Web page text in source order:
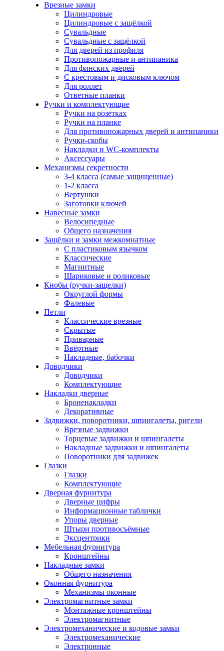
Врезные замки
Цилиндровые
Цилиндровые с защёлкой
Сувальдные
Сувальдные с защёлкой
Для дверей из профиля
Противопожарные и антипаника
Для финских дверей
С крестовым и дисковым ключом
Для роллет
Ответные планки
Ручки и комплектующие
Ручки на розетках
Ручки на планке
Для противопожарных дверей и антипаники
Ручки-скобы
Накладки и WC-комплекты
Аксессуары
Механизмы секретности
3-4 класса (самые защищенные)
1-2 класса
Вертушки
Заготовки ключей
Навесные замки
Велосипедные
Общего назначения
Защёлки и замки межкомнатные
С пластиковым язычком
Классические
Магнитные
Шариковые и роликовые
Кнобы (ручки-защелки)
Округлой формы
Фалевые
Петли
Классические врезные
Скрытые
Приварные
Ввёртные
Накладные, бабочки
Доводчики
Доводчики
Комплектующие
Накладки дверные
Броненакладки
Декоративные
Задвижки, поворотники, шпингалеты, ригели
Врезные задвижки
Торцевые задвижки и шпингалеты
Накладные задвижки и шпингалеты
Поворотники для задвижек
Глазки
Глазки
Комплектующие
Дверная фурнитура
Дверные цифры
Информационные таблички
Упоры дверные
Штыри противосъёмные
Эксцентрики
Мебельная фурнитура
Кронштейны
Накладные замки
Общего назначения
Оконная фурнитура
Механизмы оконные
Электромагнитные замки
Монтажные кронштейны
Электромагнитные
Электромеханические и кодовые замки
Электромеханические
Электронные